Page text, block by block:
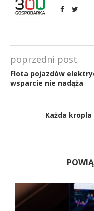
poprzedni post
Flota pojazdów
wsparcie nie nadąża
Każda